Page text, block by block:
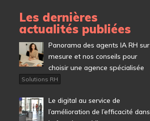
Les dernières
actualités publiées
Panorama des agents IA RH sur
mesure et nos conseils pour
choisir une agence spécialisée
Solutions RH
Le digital au service de
l’amélioration de l’efficacité dans